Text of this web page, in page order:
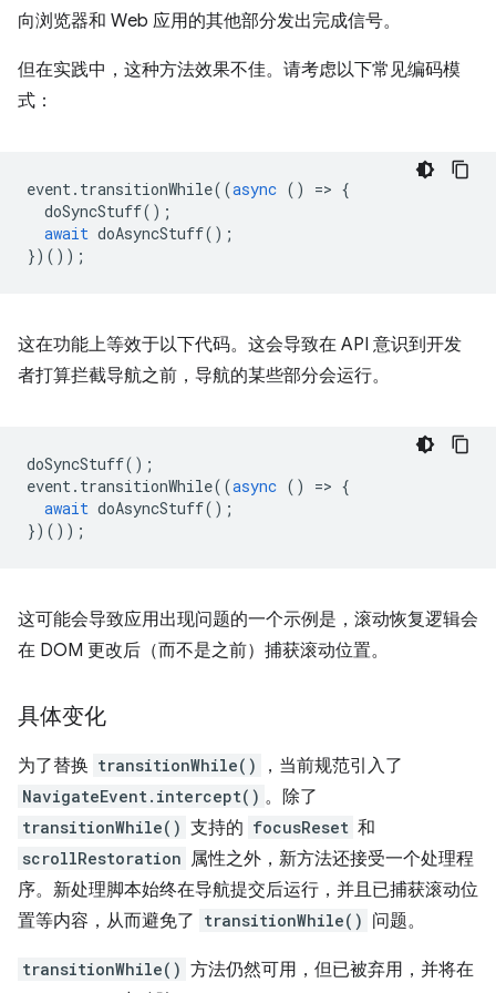
向浏览器和 Web 应用的其他部分发出完成信号。
但在实践中，这种方法效果不佳。请考虑以下常见编码模
式：
event. transitionWhile((async () => {
doSyncStuff();
await doAsyncStuff();
})());
这在功能上等效于以下代码。这会导致在 API 意识到开发
者打算拦截导航之前，导航的某些部分会运行。
doSyncStuff();
event. transitionWhile((async () => {
await doAsyncStuff();
})());
这可能会导致应用出现问题的一个示例是，滚动恢复逻辑会
在 DOM 更改后（而不是之前）捕获滚动位置。
具体变化
为了替换 transitionWhile() ，当前规范引入了
NavigateEvent.intercept() 。除了
transitionWhile() 支持的 focusReset 和
scrollRestoration 属性之外，新方法还接受一个处理程
序。新处理脚本始终在导航提交后运行，并且已捕获滚动位
置等内容，从而避免了 transitionWhile() 问题。
transitionWhile() 方法仍然可用，但已被弃用，并将在